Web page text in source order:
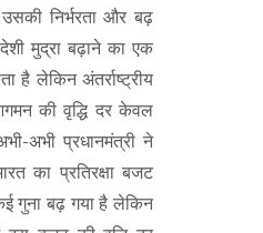
उसकी निर्भरता और बढ़
मुद्रा बढ़ाने का एक
है लेकिन अंतर्राष्ट्रीय
की वृद्धि दर केवल
अभी प्रधानमंत्री ने
का प्रतिरक्षा बजट
गुना बढ़ गया है लेकिन